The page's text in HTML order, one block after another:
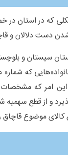
که در
دست دلالان و
سیستان و
که شماره
امر که مشخصات
و از قطع سهمیه
موضوع